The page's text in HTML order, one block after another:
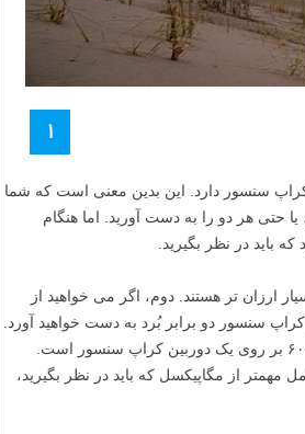
۱
سنسور دارد. این بدین معنی است که شما
حتی هر دو را به دست آورید. اما هنگام
باید در نظر بگیرید.
ارزان تر هستند. دوم، اگر می خواهید از
سنسور دو برابر بُرد به دست خواهید آورد.
یک لنز ۴۰۰mm بر روی یک دوربین فول فریم معادل با ۶۰۰mm بر روی یک دوربین کراپ سنسور است.
از مگاپیکسل که باید در نظر بگیرید،